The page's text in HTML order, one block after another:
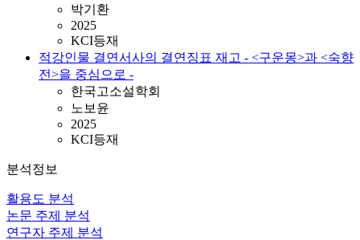
박기환
2025
KCI등재
적강인물 결연서사의 결연징표 재고 - <구운몽>과 <숙향
전>을 중심으로 -
한국고소설학회
노보윤
2025
KCI등재
분석정보
활용도 분석
논문 주제 분석
연구자 주제 분석